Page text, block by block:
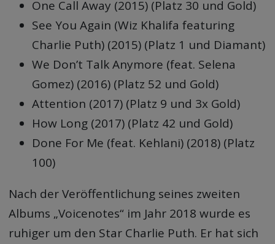
One Call Away (2015) (Platz 30 und Gold)
See You Again (Wiz Khalifa featuring
Charlie Puth) (2015) (Platz 1 und Diamant)
We Don’t Talk Anymore (feat. Selena
Gomez) (2016) (Platz 52 und Gold)
Attention (2017) (Platz 9 und 3x Gold)
How Long (2017) (Platz 42 und Gold)
Done For Me (feat. Kehlani) (2018) (Platz
100)
Nach der Veröffentlichung seines zweiten
Albums „Voicenotes“ im Jahr 2018 wurde es
ruhiger um den Star Charlie Puth. Er hat sich